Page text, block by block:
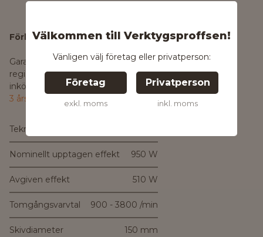
Välkommen till Verktygsproffsen!
Vänligen välj företag eller privatperson:
Företag
exkl. moms
Privatperson
inkl. moms
Förläng garantin till 3 år
Garantin gäller alla elverktyg som
registrerats senast 4 veckor efter
inköpsdatum.Läs mer om Metabos
3 års XXL-garanti.
Tekniska data:
Nominellt upptagen effekt 950 W
Avgiven effekt 510 W
Tomgångsvarvtal 900 - 3800 /min
Skivdiameter 150 mm